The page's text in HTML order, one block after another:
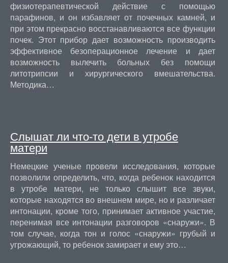
физиотерапевтической действие с помощью
парафинов, и он избавляет от почечных камней, и
при этом прекрасно восстанавливаются все функции
почек. Этот прибор дает возможность производить
эффективное безоперационное лечение и дает
возможность вылечить больных без помощи
литотрипсии и хирургического вмешательства.
Методика…
Слышат ли что-то дети в утробе
матери
Немецкие ученые провели исследования, которые
позволили определить, что, когда ребенок находится
в утробе матери, не только слышит все звуки,
которые находятся во внешнем мире, но и различает
интонации, кроме того, принимает активное участие,
перенимая все интонации разговоров «снаружи». В
том случае, когда тон и голос «снаружи» грубый и
угрожающий, то ребенок замирает и ему это…